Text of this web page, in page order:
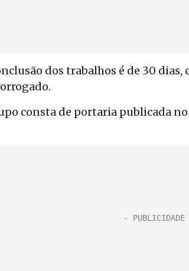
dos trabalhos é de 30
consta de portaria publicada no